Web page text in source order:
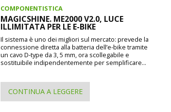
COMPONENTISTICA
MAGICSHINE. ME2000 V2.0, LUCE
ILLIMITATA PER LE E-BIKE
Il sistema è uno dei migliori sul mercato: prevede la
connessione diretta alla batteria dell’e-bike tramite
un cavo D-type da 3, 5 mm, ora scollegabile e
sostituibile indipendentemente per semplificare...
CONTINUA A LEGGERE